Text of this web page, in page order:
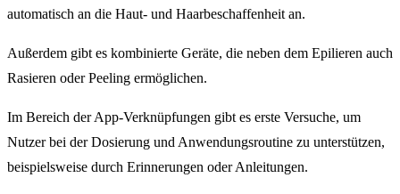
automatisch an die Haut- und Haarbeschaffenheit an.
Außerdem gibt es kombinierte Geräte, die neben dem Epilieren auch
Rasieren oder Peeling ermöglichen.
Im Bereich der App-Verknüpfungen gibt es erste Versuche, um
Nutzer bei der Dosierung und Anwendungsroutine zu unterstützen,
beispielsweise durch Erinnerungen oder Anleitungen.